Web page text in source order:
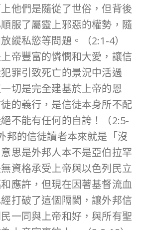
他們是隨從了世俗，但背後
服了屬靈上邪惡的權勢，隨
縱私慾等問題。（2:1-4）
帝豐富的憐憫和大愛，讓信
罪引致死亡的景況中活過
切是完全建基於上帝的恩
的義行，是信徒本身所不配
不能有任何的自誇！（2:5-
邦的信徒讀者本來就是「沒
思是外邦人本不是亞伯拉罕
資格承受上帝與以色列民立
應許，但現在因著基督流血
打破了這個隔閡，讓外邦信
一同與上帝和好，與所有聖